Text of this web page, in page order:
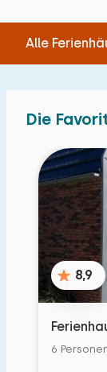
Alle
Die
8,9
6